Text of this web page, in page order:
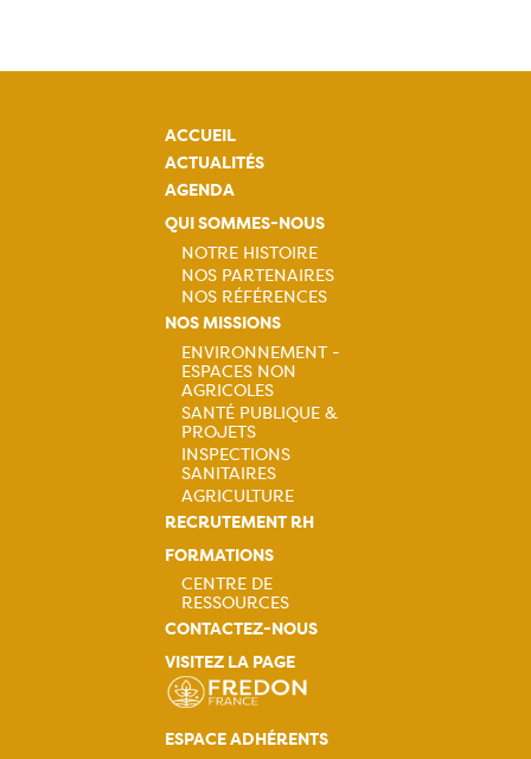
ACCUEIL
ACTUALITÉS
AGENDA
QUI SOMMES-NOUS
Navigation
principale
NOTRE HISTOIRE
NOS PARTENAIRES
NOS RÉFÉRENCES
NOS MISSIONS
Navigation
principale
ENVIRONNEMENT -
ESPACES NON
AGRICOLES
SANTÉ PUBLIQUE &
PROJETS
INSPECTIONS
SANITAIRES
AGRICULTURE
RECRUTEMENT RH
FORMATIONS
Navigation
principale
CENTRE DE
RESSOURCES
CONTACTEZ-NOUS
VISITEZ LA PAGE
ESPACE ADHÉRENTS